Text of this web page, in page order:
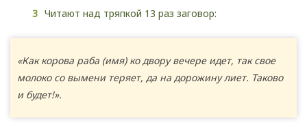
Читают над тряпкой 13 раз заговор:
«Как корова раба (имя) ко двору вечере идет, так свое
молоко со вымени теряет, да на дорожину лиет. Таково
и будет!».